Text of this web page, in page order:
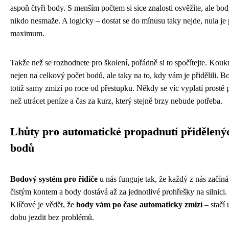
aspoň čtyři body. S menším počtem si sice znalosti osvěžíte, ale
nikdo nesmaže. A logicky – dostat se do mínusu taky nejde, nula je
maximum.
Takže než se rozhodnete pro školení, pořádně si to spočítejte.
nejen na celkový počet bodů, ale taky na to, kdy vám je přidělili.
totiž samy zmizí po roce od přestupku. Někdy se víc vyplatí prostě
než utrácet peníze a čas za kurz, který stejně brzy nebude potřeba.
Lhůty pro automatické propadnutí
bodů
Bodový systém pro řidiče u nás funguje tak, že každý z nás
čistým kontem a body dostává až za jednotlivé prohřešky na silnici.
Klíčové je vědět, že body vám po čase automaticky zmizí– stačí
dobu jezdit bez problémů.